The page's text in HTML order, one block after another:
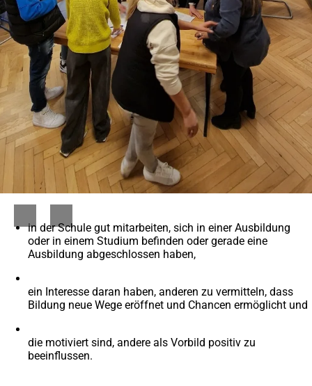
in der Schule gut mitarbeiten, sich in einer Ausbildung
oder in einem Studium befinden oder gerade eine
Ausbildung abgeschlossen haben,
ein Interesse daran haben, anderen zu vermitteln, dass
Bildung neue Wege eröffnet und Chancen ermöglicht und
die motiviert sind, andere als Vorbild positiv zu
beeinflussen.